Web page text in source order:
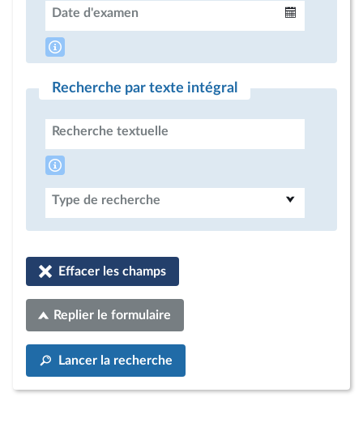
Date d'examen
Recherche par texte intégral
Recherche textuelle
Type de recherche
Effacer les champs
Replier le formulaire
Lancer la recherche